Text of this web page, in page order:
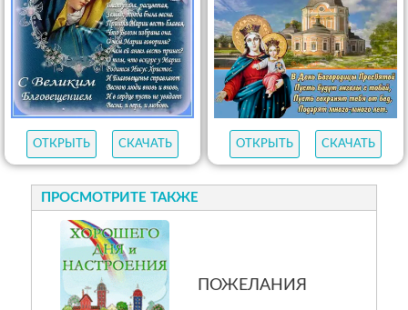
ОТКРЫТЬ СКАЧАТЬ ОТКРЫТЬ СКАЧАТЬ
ПРОСМОТРИТЕ ТАКЖЕ
ПОЖЕЛАНИЯ